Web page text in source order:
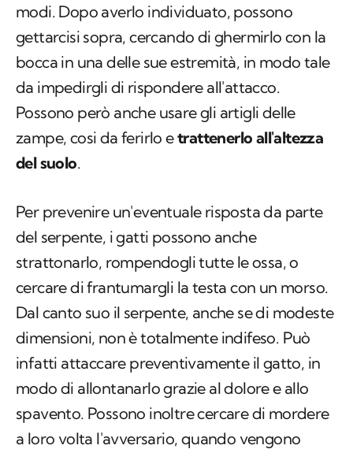
modi. Dopo averlo individuato, possono
gettarcisi sopra, cercando di ghermirlo con la
bocca in una delle sue estremità, in modo tale
da impedirgli di rispondere all'attacco.
Possono però anche usare gli artigli delle
zampe, cosi da ferirlo etrattenerlo all'altezza
del suolo.
Per prevenire un'eventuale risposta da parte
del serpente, i gatti possono anche
strattonarlo, rompendogli tutte le ossa, o
cercare di frantumargli la testa con un morso.
Dal canto suo il serpente, anche se di modeste
dimensioni, non è totalmente indifeso. Può
infatti attaccare preventivamente il gatto, in
modo di allontanarlo grazie al dolore e allo
spavento. Possono inoltre cercare di mordere
a loro volta l'avversario, quando vengono